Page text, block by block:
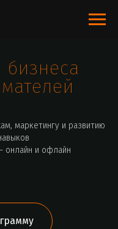
бизнеса
маркетингу и развитию
и офлайн